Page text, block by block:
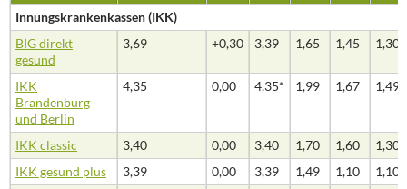
Innungskrankenkassen (IKK)
BIG direkt
gesund
3,69 +0,30 3,39 1,65 1,45 1,30
IKK
Brandenburg
und Berlin
4,35 0,00 4,35* 1,99 1,67 1,49
IKK classic 3,40 0,00 3,40 1,70 1,60
1,30
IKK gesund plus
3,39 0,00 3,39 1,49 1,10
1,10